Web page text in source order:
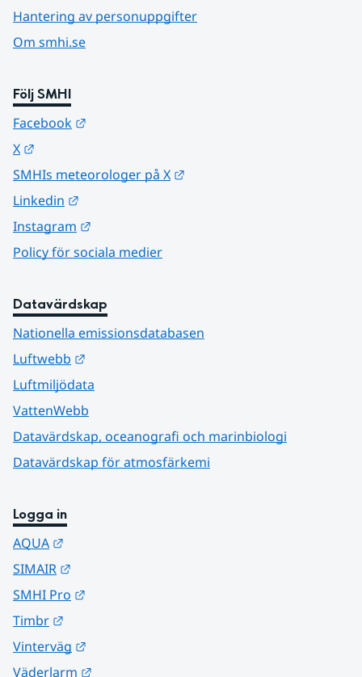
Hantering av personuppgifter
Om smhi.se
Följ SMHI
Facebook
X
SMHIs meteorologer på X
Linkedin
Instagram
Policy för sociala medier
Datavärdskap
Nationella emissionsdatabasen
Luftwebb
Luftmiljödata
VattenWebb
Datavärdskap, oceanografi och marinbiologi
Datavärdskap för atmosfärkemi
Logga in
AQUA
SIMAIR
SMHI Pro
Timbr
Vinterväg
Väderlarm